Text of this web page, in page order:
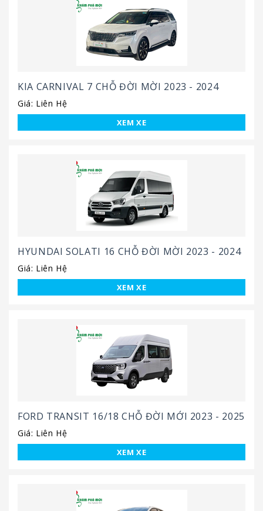
KIA CARNIVAL 7 CHỖ ĐỜI MỜI 2023 - 2024
Giá: Liên Hệ
XEM XE
HYUNDAI SOLATI 16 CHỖ ĐỜI MỜI 2023 - 2024
Giá: Liên Hệ
XEM XE
FORD TRANSIT 16/18 CHỖ ĐỜI MỚI 2023 - 2025
Giá: Liên Hệ
XEM XE